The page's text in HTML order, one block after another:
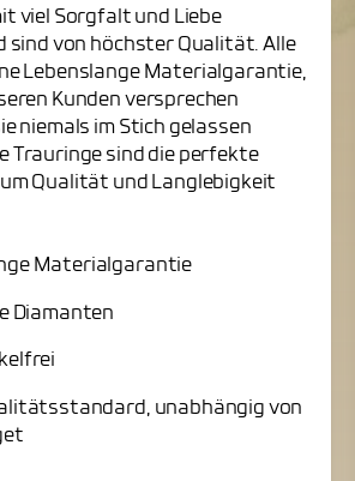
viel Sorgfalt und Liebe
sind von höchster Qualität. Alle
Lebenslange Materialgarantie,
Kunden versprechen
niemals im Stich gelassen
Trauringe sind die perfekte
Qualität und Langlebigkeit
Materialgarantie
Diamanten
unabhängig von